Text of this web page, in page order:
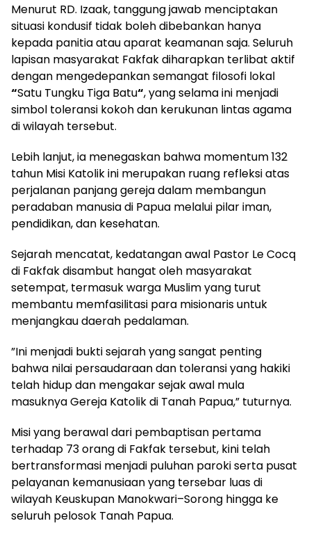
​Menurut RD. Izaak, tanggung jawab menciptakan
situasi kondusif tidak boleh dibebankan hanya
kepada panitia atau aparat keamanan saja. Seluruh
lapisan masyarakat Fakfak diharapkan terlibat aktif
dengan mengedepankan semangat filosofi lokal
“Satu Tungku Tiga Batu“, yang selama ini menjadi
simbol toleransi kokoh dan kerukunan lintas agama
di wilayah tersebut.
​Lebih lanjut, ia menegaskan bahwa momentum 132
tahun Misi Katolik ini merupakan ruang refleksi atas
perjalanan panjang gereja dalam membangun
peradaban manusia di Papua melalui pilar iman,
pendidikan, dan kesehatan.
​Sejarah mencatat, kedatangan awal Pastor Le Cocq
di Fakfak disambut hangat oleh masyarakat
setempat, termasuk warga Muslim yang turut
membantu memfasilitasi para misionaris untuk
menjangkau daerah pedalaman.
​”Ini menjadi bukti sejarah yang sangat penting
bahwa nilai persaudaraan dan toleransi yang hakiki
telah hidup dan mengakar sejak awal mula
masuknya Gereja Katolik di Tanah Papua,” tuturnya.
​Misi yang berawal dari pembaptisan pertama
terhadap 73 orang di Fakfak tersebut, kini telah
bertransformasi menjadi puluhan paroki serta pusat
pelayanan kemanusiaan yang tersebar luas di
wilayah Keuskupan Manokwari–Sorong hingga ke
seluruh pelosok Tanah Papua.